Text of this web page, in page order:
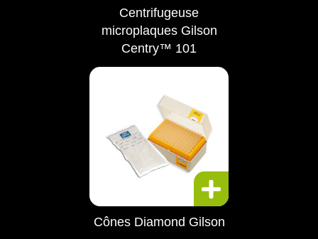
Centrifugeuse
microplaques Gilson
Centry™ 101
Cônes Diamond Gilson